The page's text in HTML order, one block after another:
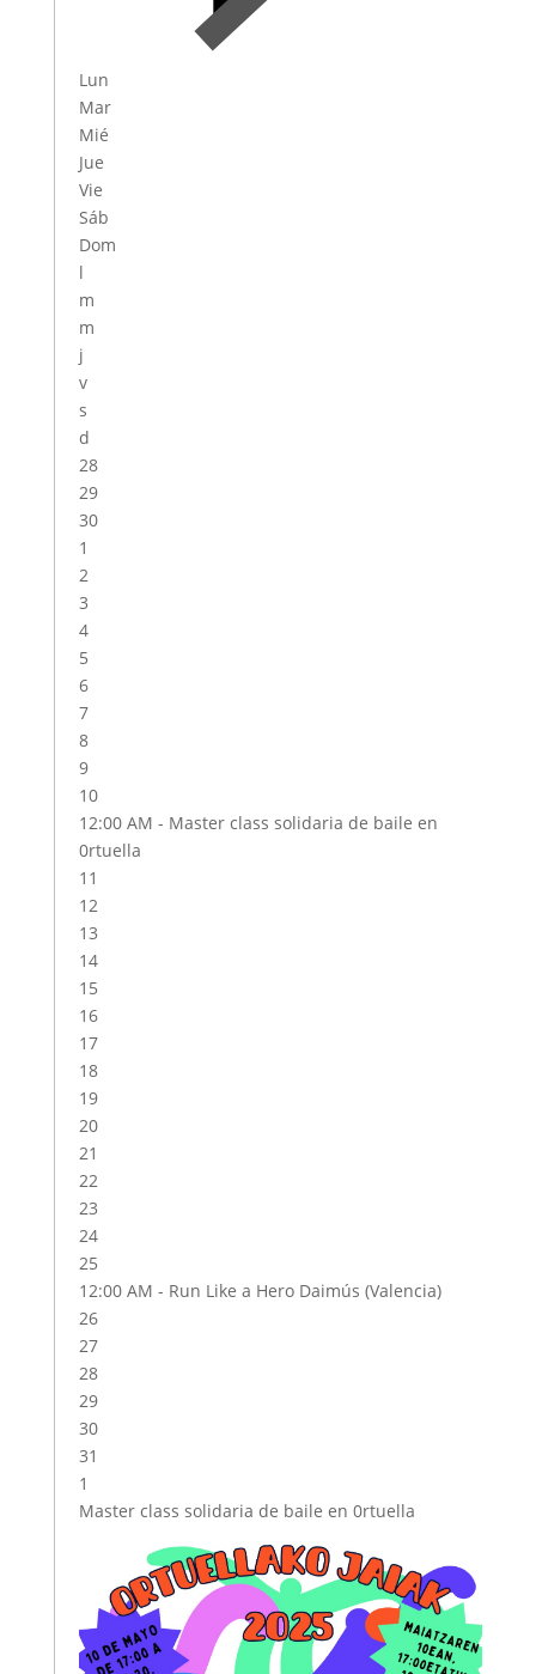
Lun
Mar
Mié
Jue
Vie
Sáb
Dom
l
m
m
j
v
s
d
28
29
30
1
2
3
4
5
6
7
8
9
10
12:00 AM - Master class solidaria de baile en
0rtuella
11
12
13
14
15
16
17
18
19
20
21
22
23
24
25
12:00 AM - Run Like a Hero Daimús (Valencia)
26
27
28
29
30
31
1
Master class solidaria de baile en 0rtuella